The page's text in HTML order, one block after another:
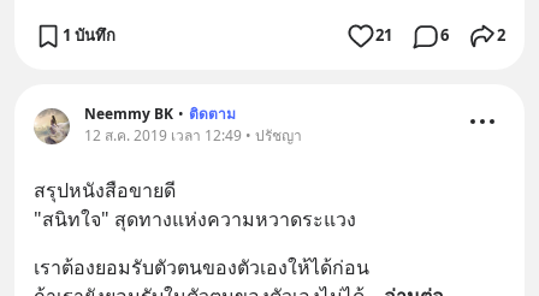
1 บันทึก 21 6 2
Neemmy BK • ติดตาม
12 ส.ค. 2019 เวลา 12:49 • ปรัชญา
สรุปหนังสือขายดี
"สนิทใจ" สุดทางแห่งความหวาดระแวง
เราต้องยอมรับตัวตนของตัวเองให้ได้ก่อน